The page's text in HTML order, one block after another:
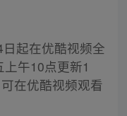
起在优酷视频全
午10点更新1
在优酷视频观看